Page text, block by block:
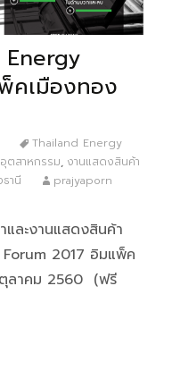
คเมืองทอง
Thailand Energy
ตสาหกรรม, งานแสดงสินค้า
านี prajyaporn
และงานแสดงสินค้า
2017 อิมแพ็ค
ตุลาคม 2560 (ฟรี